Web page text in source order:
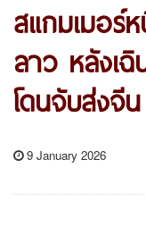
สแกมเมอร์
ลาว หลังเ
โดนจับส่งจีน
9 January 2026